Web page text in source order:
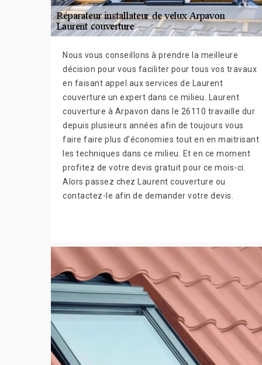
Nous vous conseillons à prendre la meilleure
décision pour vous faciliter pour tous vos travaux
en faisant appel aux services de Laurent
couverture un expert dans ce milieu. Laurent
couverture à Arpavon dans le 26110 travaille dur
depuis plusieurs années afin de toujours vous
faire faire plus d’économies tout en en maitrisant
les techniques dans ce milieu. Et en ce moment
profitez de votre devis gratuit pour ce mois-ci.
Alors passez chez Laurent couverture ou
contactez-le afin de demander votre devis.